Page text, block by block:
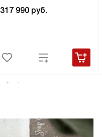
317 990 руб.